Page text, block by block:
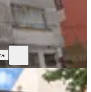
Bina Ve